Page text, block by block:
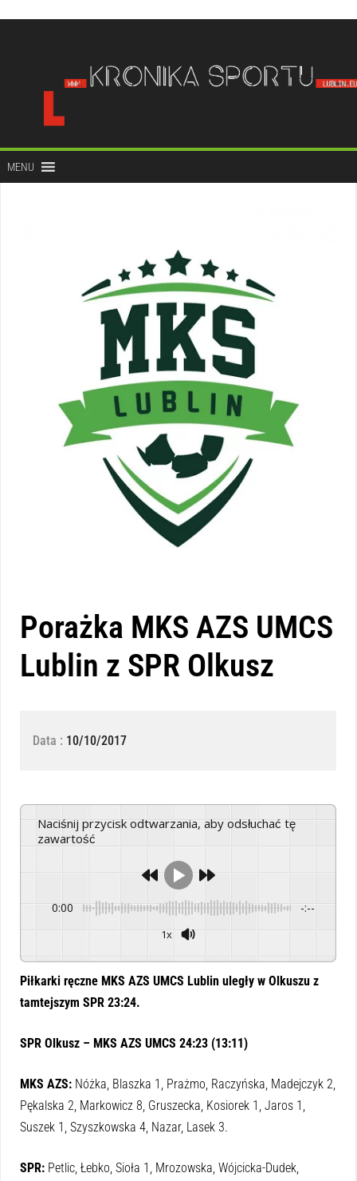
treści
MENU
Porażka MKS AZS UMCS
Lublin z SPR Olkusz
Data : 10/10/2017
Naciśnij przycisk odtwarzania, aby odsłuchać tę
zawartość
0:00 -:--
1x
Piłkarki ręczne MKS AZS UMCS Lublin uległy w Olkuszu z
tamtejszym SPR 23:24.
SPR Olkusz – MKS AZS UMCS 24:23 (13:11)
MKS AZS: Nóżka, Blaszka 1, Prażmo, Raczyńska, Madejczyk 2,
Pękalska 2, Markowicz 8, Gruszecka, Kosiorek 1, Jaros 1,
Suszek 1, Szyszkowska 4, Nazar, Lasek 3.
SPR: Petlic, Łebko, Sioła 1, Mrozowska, Wójcicka-Dudek,